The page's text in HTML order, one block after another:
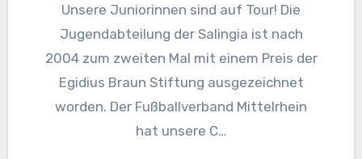
Unsere Juniorinnen sind auf Tour! Die
Jugendabteilung der Salingia ist nach
2004 zum zweiten Mal mit einem Preis der
Egidius Braun Stiftung ausgezeichnet
worden. Der Fußballverband Mittelrhein
hat unsere C…